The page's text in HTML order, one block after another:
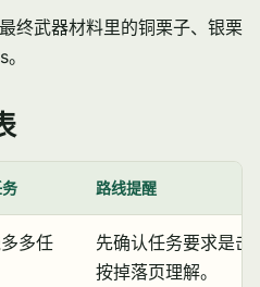
终武器材料里的铜栗子、银栗
路线提醒
多任
先确认任务要求是
按掉落页理解。